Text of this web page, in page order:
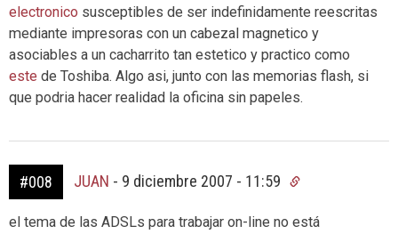
electronico susceptibles de ser indefinidamente reescritas
mediante impresoras con un cabezal magnetico y
asociables a un cacharrito tan estetico y practico como
este de Toshiba. Algo asi, junto con las memorias flash, si
que podria hacer realidad la oficina sin papeles.
#008 JUAN - 9 diciembre 2007 - 11:59
el tema de las ADSLs para trabajar on-line no está